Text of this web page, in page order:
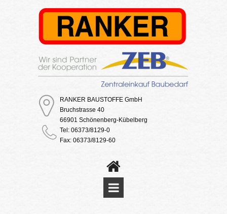
RANKER BAUSTOFFE GmbH
Bruchstrasse 40
66901 Schönenberg-Kübelberg
Tel: 06373/8129-0
Fax: 06373/8129-60